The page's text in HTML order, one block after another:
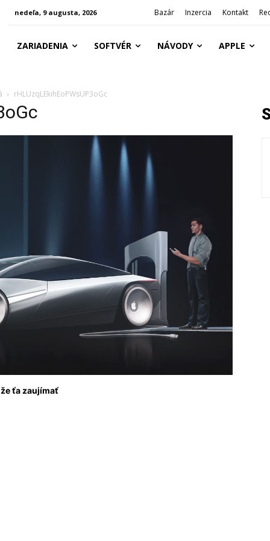
nedeľa, 9 augusta, 2026 Bazár Inzercia Kontakt
ZARIADENIA SOFTVÉR NÁVODY APPLE
rHLUzqLEkihEoPWsUP3oGc
ťa zaujímať